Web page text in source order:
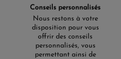
Conseils personnalisés
Nous restons à votre
disposition pour vous
offrir des conseils
personnalisés, vous
permettant ainsi de